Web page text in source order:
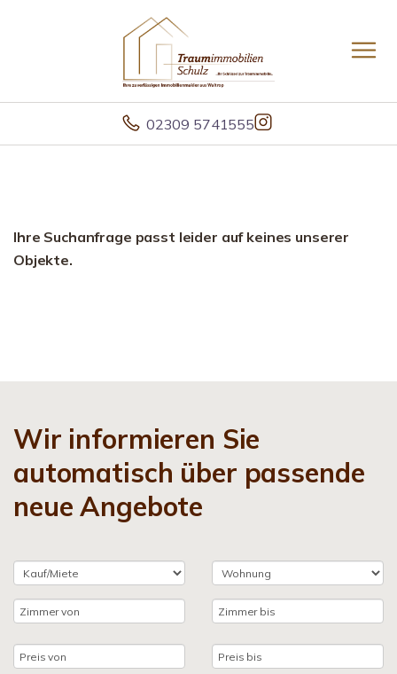
02309 5741555
Ihre Suchanfrage passt leider auf keines unserer
Objekte.
Wir informieren Sie
automatisch über passende
neue Angebote